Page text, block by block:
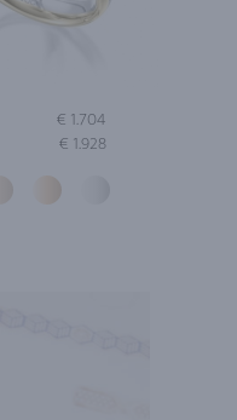
€ 1.704
€ 1.928